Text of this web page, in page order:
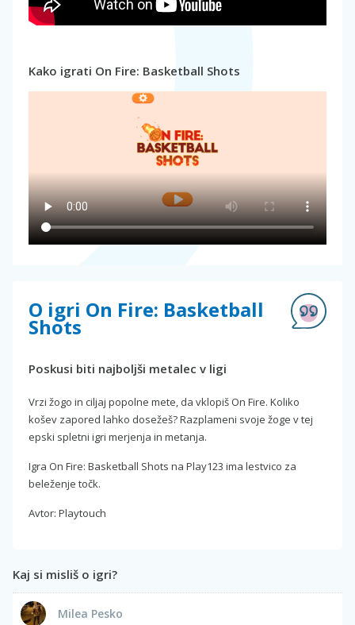
Kako igrati On Fire: Basketball Shots
O igri On Fire: Basketball
Shots
Poskusi biti najboljši metalec v ligi
Vrzi žogo in ciljaj popolne mete, da vklopiš On Fire. Koliko
košev zapored lahko dosežeš? Razplameni svoje žoge v tej
epski spletni igri merjenja in metanja.
Igra On Fire: Basketball Shots na Play123 ima lestvico za
beleženje točk.
Avtor: Playtouch
Kaj si misliš o igri?
Milea Pesko